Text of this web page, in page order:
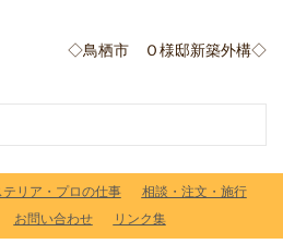
◇鳥栖市 Ｏ様邸新築外構◇
テリア・プロの仕事
相談・注文・施行
お問い合わせ リンク集